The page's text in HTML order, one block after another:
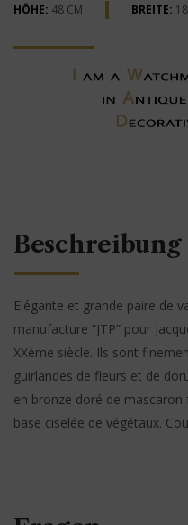
HÖHE: 48 CM BREITE:
Beschreibung
Elégante et grande paire de
manufacture “JTP” pour
XXème siècle. Ils sont
guirlandes de fleurs et de
en bronze doré de mascaron
base ciselée de végétaux.